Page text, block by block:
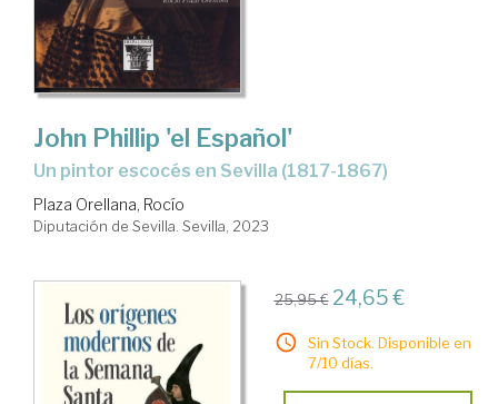
John Phillip 'el Español'
un pintor escocés en Sevilla (1817-1867)
Plaza Orellana, Rocío
Diputación de Sevilla. Sevilla, 2023
25,95 € 24,65 €
Sin Stock. Disponible en
7/10 días.